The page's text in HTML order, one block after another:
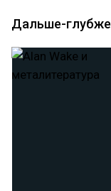
Дальше-глубже